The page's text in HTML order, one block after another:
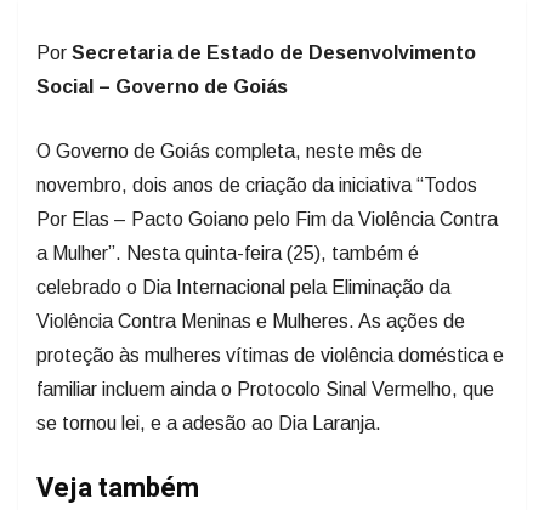
Por Secretaria de Estado de Desenvolvimento
Social – Governo de Goiás
O Governo de Goiás completa, neste mês de
novembro, dois anos de criação da iniciativa “Todos
Por Elas – Pacto Goiano pelo Fim da Violência Contra
a Mulher”. Nesta quinta-feira (25), também é
celebrado o Dia Internacional pela Eliminação da
Violência Contra Meninas e Mulheres. As ações de
proteção às mulheres vítimas de violência doméstica e
familiar incluem ainda o Protocolo Sinal Vermelho, que
se tornou lei, e a adesão ao Dia Laranja.
Veja também